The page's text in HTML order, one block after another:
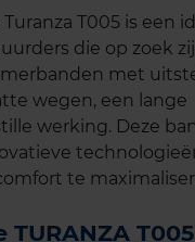
T005 is een
die op zoek
met
wegen, een lange
werking. Deze
te
TURANZA